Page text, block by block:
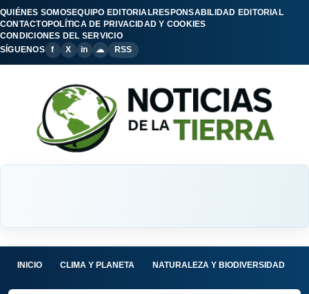
QUIÉNES SOMOSEQUIPO EDITORIALRESPONSABILIDAD EDITORIAL
CONTACTOPOLÍTICA DE PRIVACIDAD Y COOKIES
CONDICIONES DEL SERVICIO
SÍGUENOS
f X in ☁ RSS
INICIO CLIMA Y PLANETA NATURALEZA Y BIODIVERSIDAD